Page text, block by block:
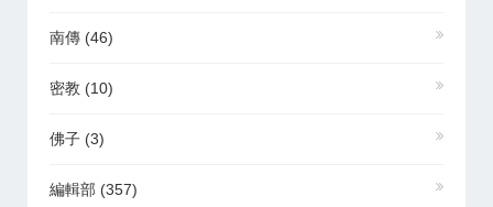
南傳 (46)
密教 (10)
佛子 (3)
編輯部 (357)